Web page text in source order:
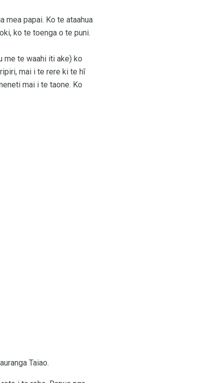
mea papai. Ko te ataahua
ko te toenga o te puni.
me te waahi iti ake) ko
mai i te rere ki te hī
mai i te taone. Ko
Taiao.